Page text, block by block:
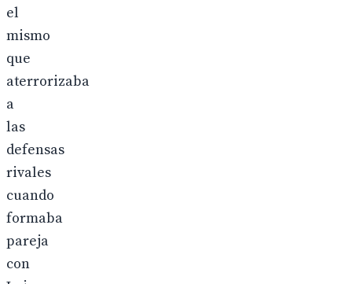
el
mismo
que
aterrorizaba
a
las
defensas
rivales
cuando
formaba
pareja
con